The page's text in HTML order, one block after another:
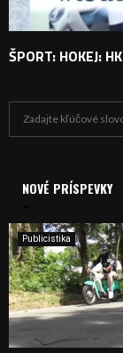
ŠPORT: HOKEJ:
i
e
:
NOVÉ PRÍSPEVKY
Publicistika